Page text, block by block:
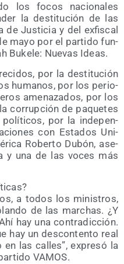
los focos nacio­na­les
la des­ti­tu­ción de las
de Jus­ti­cia y del exfis­cal
mayo por el par­ti­do fun­
Buke­le: Nue­vas Ideas.
por la des­ti­tu­ción
huma­nos, por los perio­
ame­na­za­dos, por los
corrup­ción de paque­tes
por la inde­pen­
con Esta­dos Uni­
Rober­to Dubón, ase­
y una de las voces más
a todos los minis­tros,
de las mar­chas. ¿Y
hay una con­tra­dic­ción.
hay un des­con­ten­to real
las calles”, expre­só la
VAMOS.